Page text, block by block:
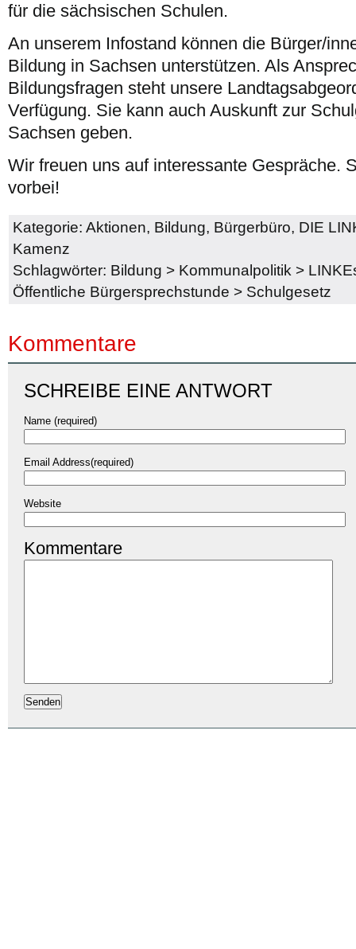
für die sächsischen Schulen.
An unserem Infostand können die Bürger/
Bildung in Sachsen unterstützen. Als
Bildungsfragen steht unsere
Verfügung. Sie kann auch Auskunft zur
Sachsen geben.
Wir freuen uns auf interessante Gespräche.
vorbei!
Kategorie: Aktionen, Bildung, Bürgerbüro, DIE
Kamenz
Schlagwörter: Bildung > Kommunalpolitik >
Öffentliche Bürgersprechstunde > Schulgesetz
Kommentare
SCHREIBE EINE ANTWORT
Name (required)
Email Address(required)
Website
Kommentare